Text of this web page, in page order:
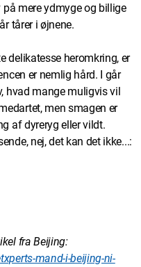
mere ydmyge og billige
tårer i øjnene.
delikatesse heromkring, er
er nemlig hård. I går
hvad mange muligvis vil
men smagen er
af dyreryg eller vildt.
nej, det kan det ikke...:
fra Beijing:
mand-i-beijing-ni-